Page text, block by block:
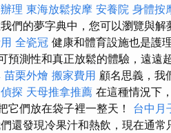
理 東海放鬆按摩 安養院 身體按
們的夢字典中，您可以瀏覽與解
全瓷冠 健康和體育設施也是護
預測性和真正放鬆的體驗，遠遠
苗栗外燴 搬家費用 顧名思義，我
偵探 天母推拿推薦 在這種情況下
它們放在袋子裡一整天！ 台中月
還發現冷果汁和熱飲，現在通